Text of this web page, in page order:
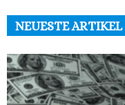
NEUESTE ARTIKEL